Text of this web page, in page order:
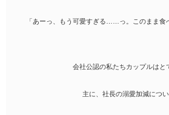
「あーっ、もう可愛すぎる……っ。このまま食
会社公認の私たちカップルはと
主に、社長の溺愛加減につ